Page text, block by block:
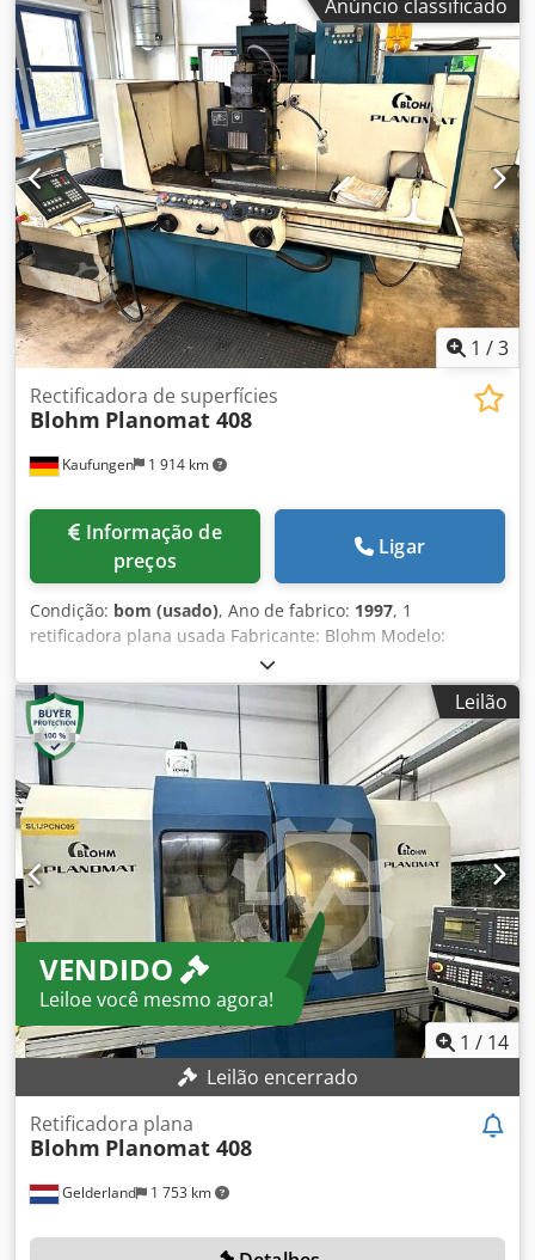
de retificação de ferramentas -Fabricante: Blohm, máquina
de retificação de superfícies horizontal -Tamanho da mesa:
770 x 140 mm, giratória -Deslocação: x 490 mm / y 200 mm
/ z 220 mm -Dimensões: 1030/870/H1510 mm -Peso total:
403 kg Djdpet N Adbefx Ac Uswa
Anúncio classificado
1 /3
Kaufungen 1 914 km
Rectificadora de superfícies
Blohm Planomat 408
preços
Ligar
Condição: bom (usado), Ano de fabrico: 1997, 1
retificadora plana usada Fabricante: Blohm Modelo:
Planomat 408 Ano de fabricação: 1997 Dados técnicos:
Comprimento de retificação: 800 mm Largura de
retificação: 400 mm Placa magnética: 800 x 400 mm
Diâmetro da reboladora: 400 mm Dsdpsxr Dzgofx Ac Uowa
Largura da reboladora: 80 mm Peso da máquina: aprox.
4,5 t Dimensões (C x L x A): aprox. 3200 x 2300 x 2200 mm
Equipado com sistema de filtro de banda
Leilão
VENDIDO
Leiloe você mesmo agora!
1 / 14
Leilão encerrado
Gelderland 1 753 km
Retificadora plana
Blohm Planomat 408